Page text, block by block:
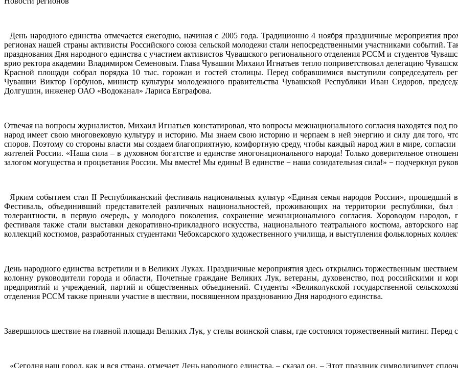
День народного единства отмечается ежегодно, начиная с 2005 года. Традиционно 4 ноября праздничные мероприятия
регионах нашей страны активисты Российского союза сельской молодежи стали непосредственными участниками событий.
празднования Дня народного единства с участием активистов Чувашского регионального отделения РССМ и студентов
врио ректора академии Владимиром Семеновым. Глава Чувашии Михаил Игнатьев тепло поприветствовал делегацию
Красной площади собрал порядка 10 тыс. горожан и гостей столицы. Перед собравшимися выступили сопредседатель
Чувашии Виктор Горбунов, министр культуры молодежного правительства Чувашской Республики Иван Сидоров,
Долгушин, инженер ОАО «Водоканал» Лариса Евграфова.
Отвечая на вопросы журналистов, Михаил Игнатьев констатировал, что вопросы межнационального согласия находятся под
народ имеет свою многовековую культуру и историю. Мы знаем свою историю и черпаем в ней энергию и силу для того,
споров. Поэтому со стороны власти мы создаем благоприятную, комфортную среду, чтобы каждый народ жил в мире,
жителей России. «Наша сила – в духовном богатстве и единстве многонационального народа! Только доверительное
залогом могущества и процветания России. Мы вместе! Мы едины! В единстве − наша созидательная сила!» − подчеркнул
Ярким событием стал II Республиканский фестиваль национальных культур «Единая семья народов России»,
Фестиваль, объединивший представителей различных национальностей, проживающих на территории республики, был
толерантности, в первую очередь, у молодого поколения, сохранение межнационального согласия. Хороводом
фестиваля также стали выставки декоративно-прикладного искусства, национального театрального костюма,
коллекций костюмов, разработанных студентами Чебоксарского художественного училища, и выступления фольклорных
День народного единства встретили и в Великих Луках. Праздничные мероприятия здесь открылись торжественным
колонну руководители города и области, Почетные граждане Великих Лук, ветераны, духовенство, под российскими и
предприятий и учреждений, партий и общественных объединений. Студенты «Великолукской государственной
отделения РССМ также приняли участие в шествии, посвященном празднованию Дня народного единства.
Завершилось шествие на главной площади Великих Лук, у стелы воинской славы, где состоялся торжественный митинг.
«Сегодня наш город, как и вся страна, отмечает День народного единства, – сказал он. – Этот праздник символизирует